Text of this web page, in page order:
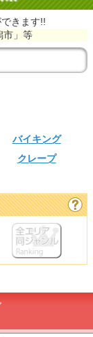
きます!!
市」等
バイキング
クレープ